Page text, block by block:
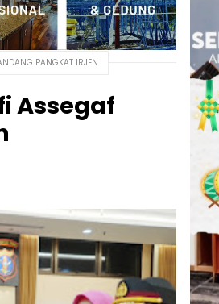
PANGKAT IRJEN
Assegaf